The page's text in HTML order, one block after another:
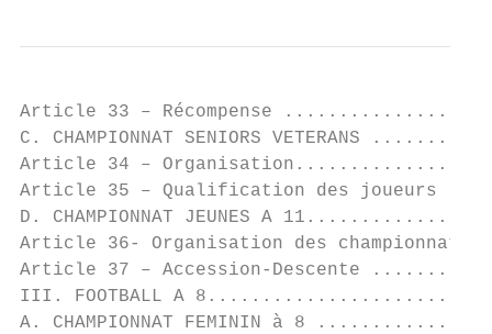
Article 33 – Récompense
C. CHAMPIONNAT SENIORS
Article 34 –
Article 35 – Qualification des
D. CHAMPIONNAT JEUNES A
Article 36- Organisation des
Article 37 – Accession-
III. FOOTBALL A
A. CHAMPIONNAT FEMININ